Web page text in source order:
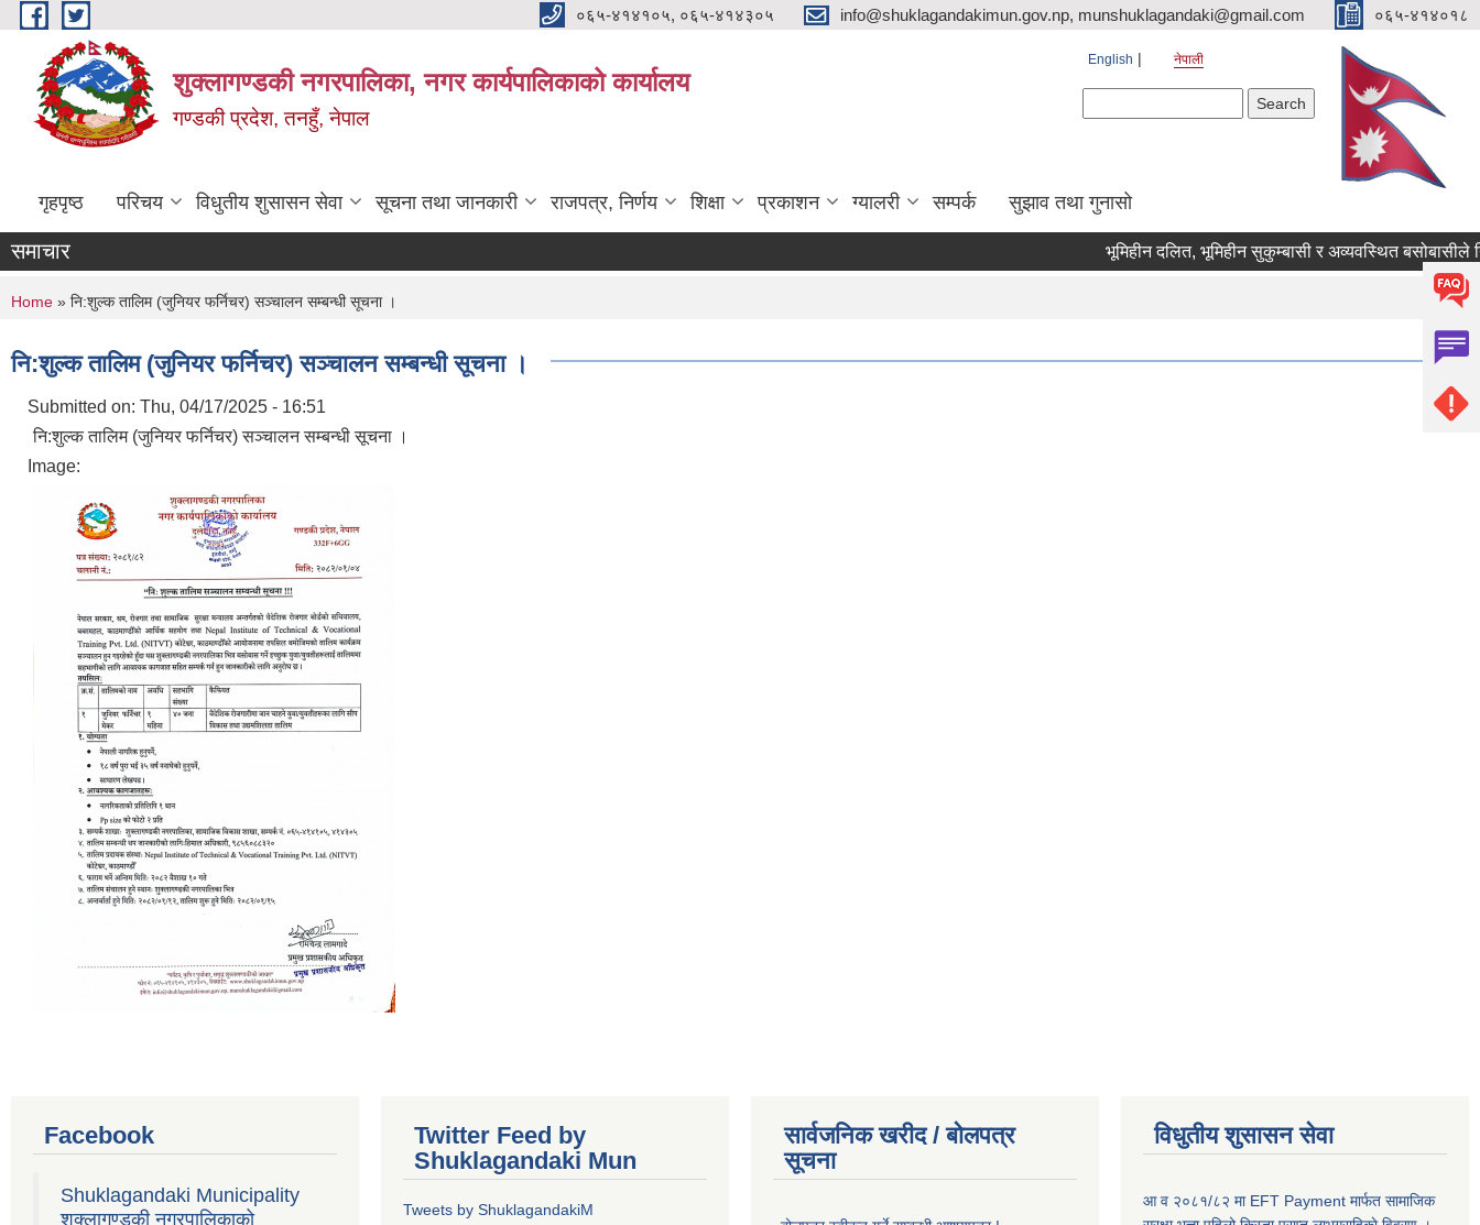
Skip to main content ०६५-४१४१०५, ०६५-४१४३०५ info@shuklagandakimun.gov.np, munshuklagandaki@gmail.com ०६५-४१४०१८
शुक्लागण्डकी नगरपालिका, नगर कार्यपालिकाको कार्यालय
गण्डकी प्रदेश, तनहुँ, नेपाल
English नेपाली
गृहपृष्ठ परिचय विधुतीय शुसासन सेवा सूचना तथा जानकारी राजपत्र, निर्णय शिक्षा प्रकाशन ग्यालरी सम्पर्क सुझाव तथा गुनासो
समाचार भूमिहीन दलित, भूमिहीन सुकुम्बासी र अव्यवस्थित बसोबासीले
You are here
Home » नि:शुल्क तालिम (जुनियर फर्निचर) सञ्चालन सम्बन्धी सूचना ।
नि:शुल्क तालिम (जुनियर फर्निचर) सञ्चालन सम्बन्धी सूचना ।
Submitted on: Thu, 04/17/2025 - 16:51
नि:शुल्क तालिम (जुनियर फर्निचर) सञ्चालन सम्बन्धी सूचना ।
Image:
Facebook
Shuklagandaki Municipality
शुक्लागण्डकी नगरपालिकाको
Twitter Feed by
Shuklagandaki Mun
Tweets by ShuklagandakiM
सार्वजनिक खरीद / बोलपत्र
सूचना
विधुतीय शुसासन सेवा
आ व २०८१/८२ मा EFT Payment मार्फत सामाजिक